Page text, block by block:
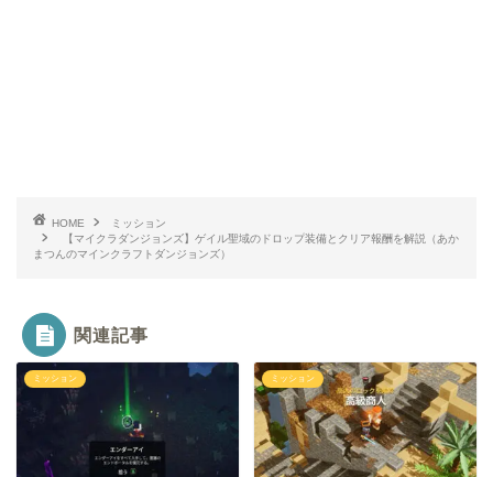
HOME
ミッション
【マイクラダンジョンズ】ゲイル聖域のドロップ装備とクリア報酬を解説（あか
まつんのマインクラフトダンジョンズ）
関連記事
ミッション ミッション